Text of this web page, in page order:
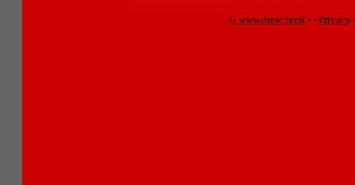
© www.drescher.it - - Privacy